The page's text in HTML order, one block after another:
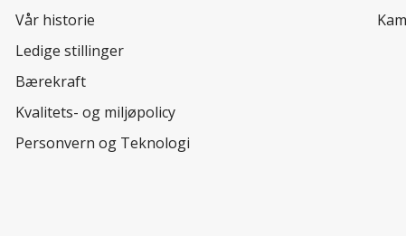
Vår historie
Ledige stillinger
Bærekraft
Kvalitets- og miljøpolicy
Personvern og Teknologi